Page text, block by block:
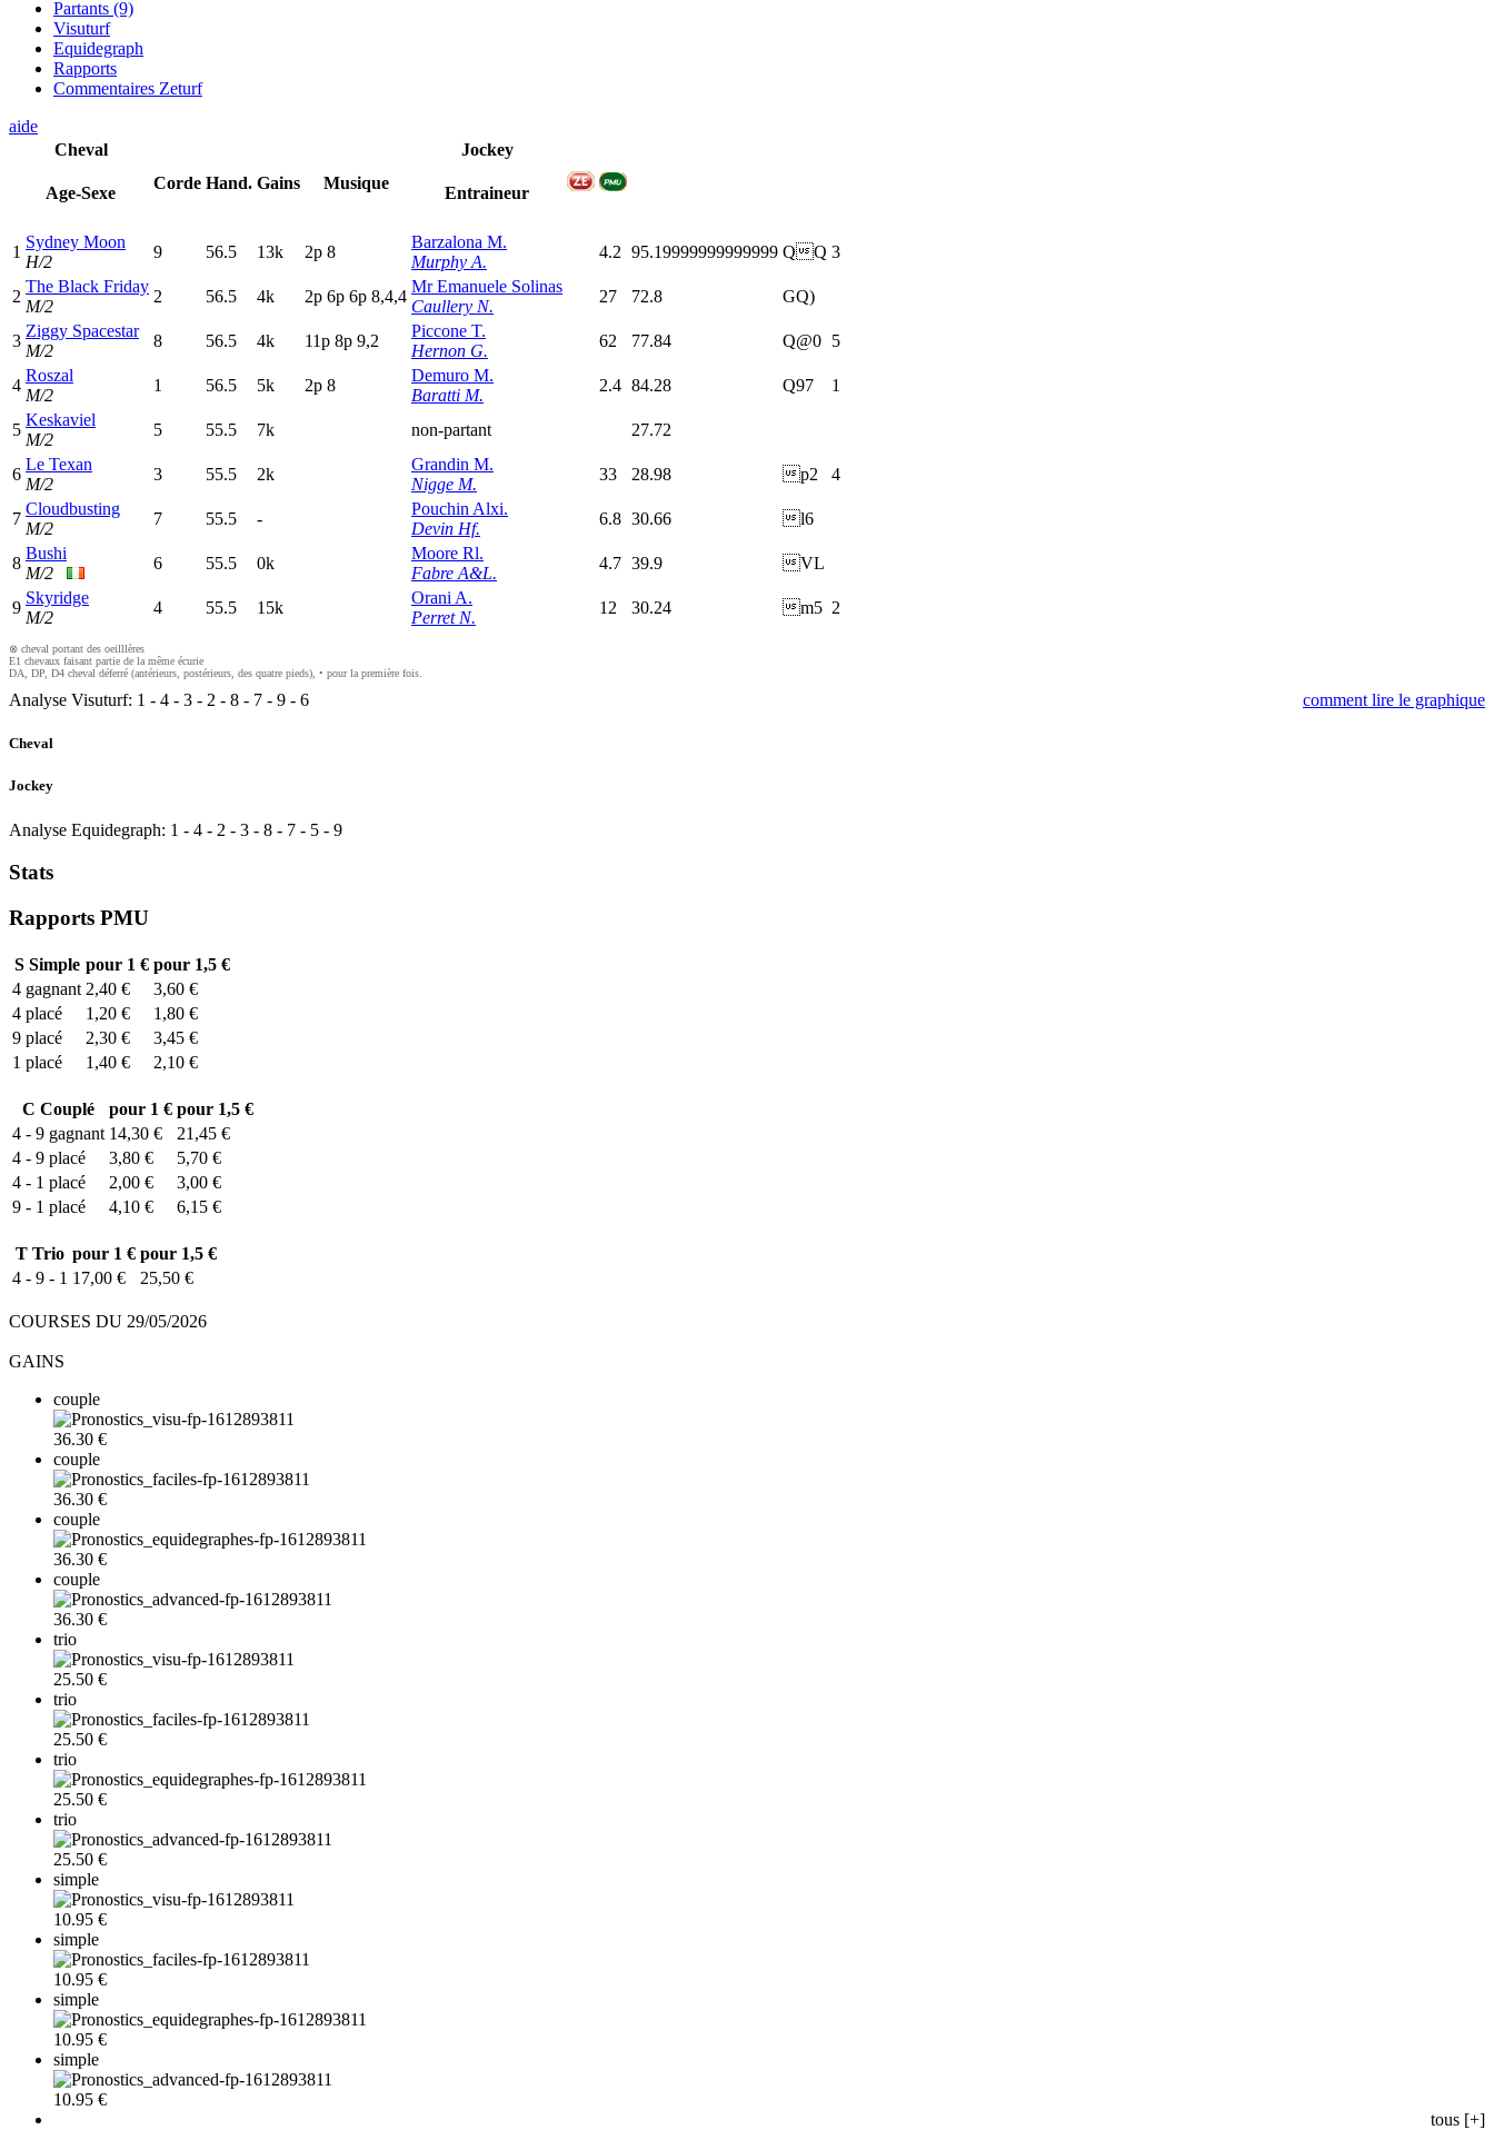
Partants (9)
Visuturf
Equidegraph
Rapports
Commentaires Zeturf
aide
Cheval
Age-Sexe
Corde Hand. Gains Musique
Jockey
Entraineur
1
Sydney Moon
H/2
9 56.5 13k 2p 8
Barzalona M.
Murphy A.
4.2 95.19999999999999 QQ 3
2
The Black Friday
M/2
2 56.5 4k 2p 6p 6p 8,4,4
Mr Emanuele Solinas
Caullery N.
27 72.8 GQ)
3
Ziggy Spacestar
M/2
8 56.5 4k 11p 8p 9,2
Piccone T.
Hernon G.
62 77.84 Q@0 5
4
Roszal
M/2
1 56.5 5k 2p 8
Demuro M.
Baratti M.
2.4 84.28 Q97 1
5
Keskaviel
M/2
5 55.5 7k non-partant 27.72
6
Le Texan
M/2
3 55.5 2k
Grandin M.
Nigge M.
33 28.98 p2 4
7
Cloudbusting
M/2
7 55.5 -
Pouchin Alxi.
Devin Hf.
6.8 30.66 l6
8
Bushi
M/2
6 55.5 0k
Moore Rl.
Fabre A&L.
4.7 39.9 VL
9
Skyridge
M/2
4 55.5 15k
Orani A.
Perret N.
12 30.24 m5 2
⊗ cheval portant des oeilllères
E1 chevaux faisant partie de la même écurie
DA, DP, D4 cheval déferré (antérieurs, postérieurs, des quatre pieds), • pour la première fois.
Analyse Visuturf: 1 - 4 - 3 - 2 - 8 - 7 - 9 - 6 comment lire le graphique
Cheval
Jockey
Analyse Equidegraph: 1 - 4 - 2 - 3 - 8 - 7 - 5 - 9
Stats
Rapports PMU
SSimple pour 1 € pour 1,5 €
4 gagnant 2,40 €
3,60 €
4 placé 1,20 €
1,80 €
9 placé 2,30 €
3,45 €
1 placé 1,40 € 2,10 €
C Couplé pour 1 € pour 1,5 €
4 - 9 gagnant 14,30 €
21,45 €
4 - 9 placé 3,80 €
5,70 €
4 - 1 placé 2,00 €
3,00 €
9 - 1 placé 4,10 € 6,15 €
T Trio pour 1 € pour 1,5 €
4 - 9 - 1 17,00 € 25,50 €
COURSES DU 29/05/2026
GAINS
couple
36.30 €
couple
36.30 €
couple
36.30 €
couple
36.30 €
trio
25.50 €
trio
25.50 €
trio
25.50 €
trio
25.50 €
simple
10.95 €
simple
10.95 €
simple
10.95 €
simple
10.95 €
tous [+]